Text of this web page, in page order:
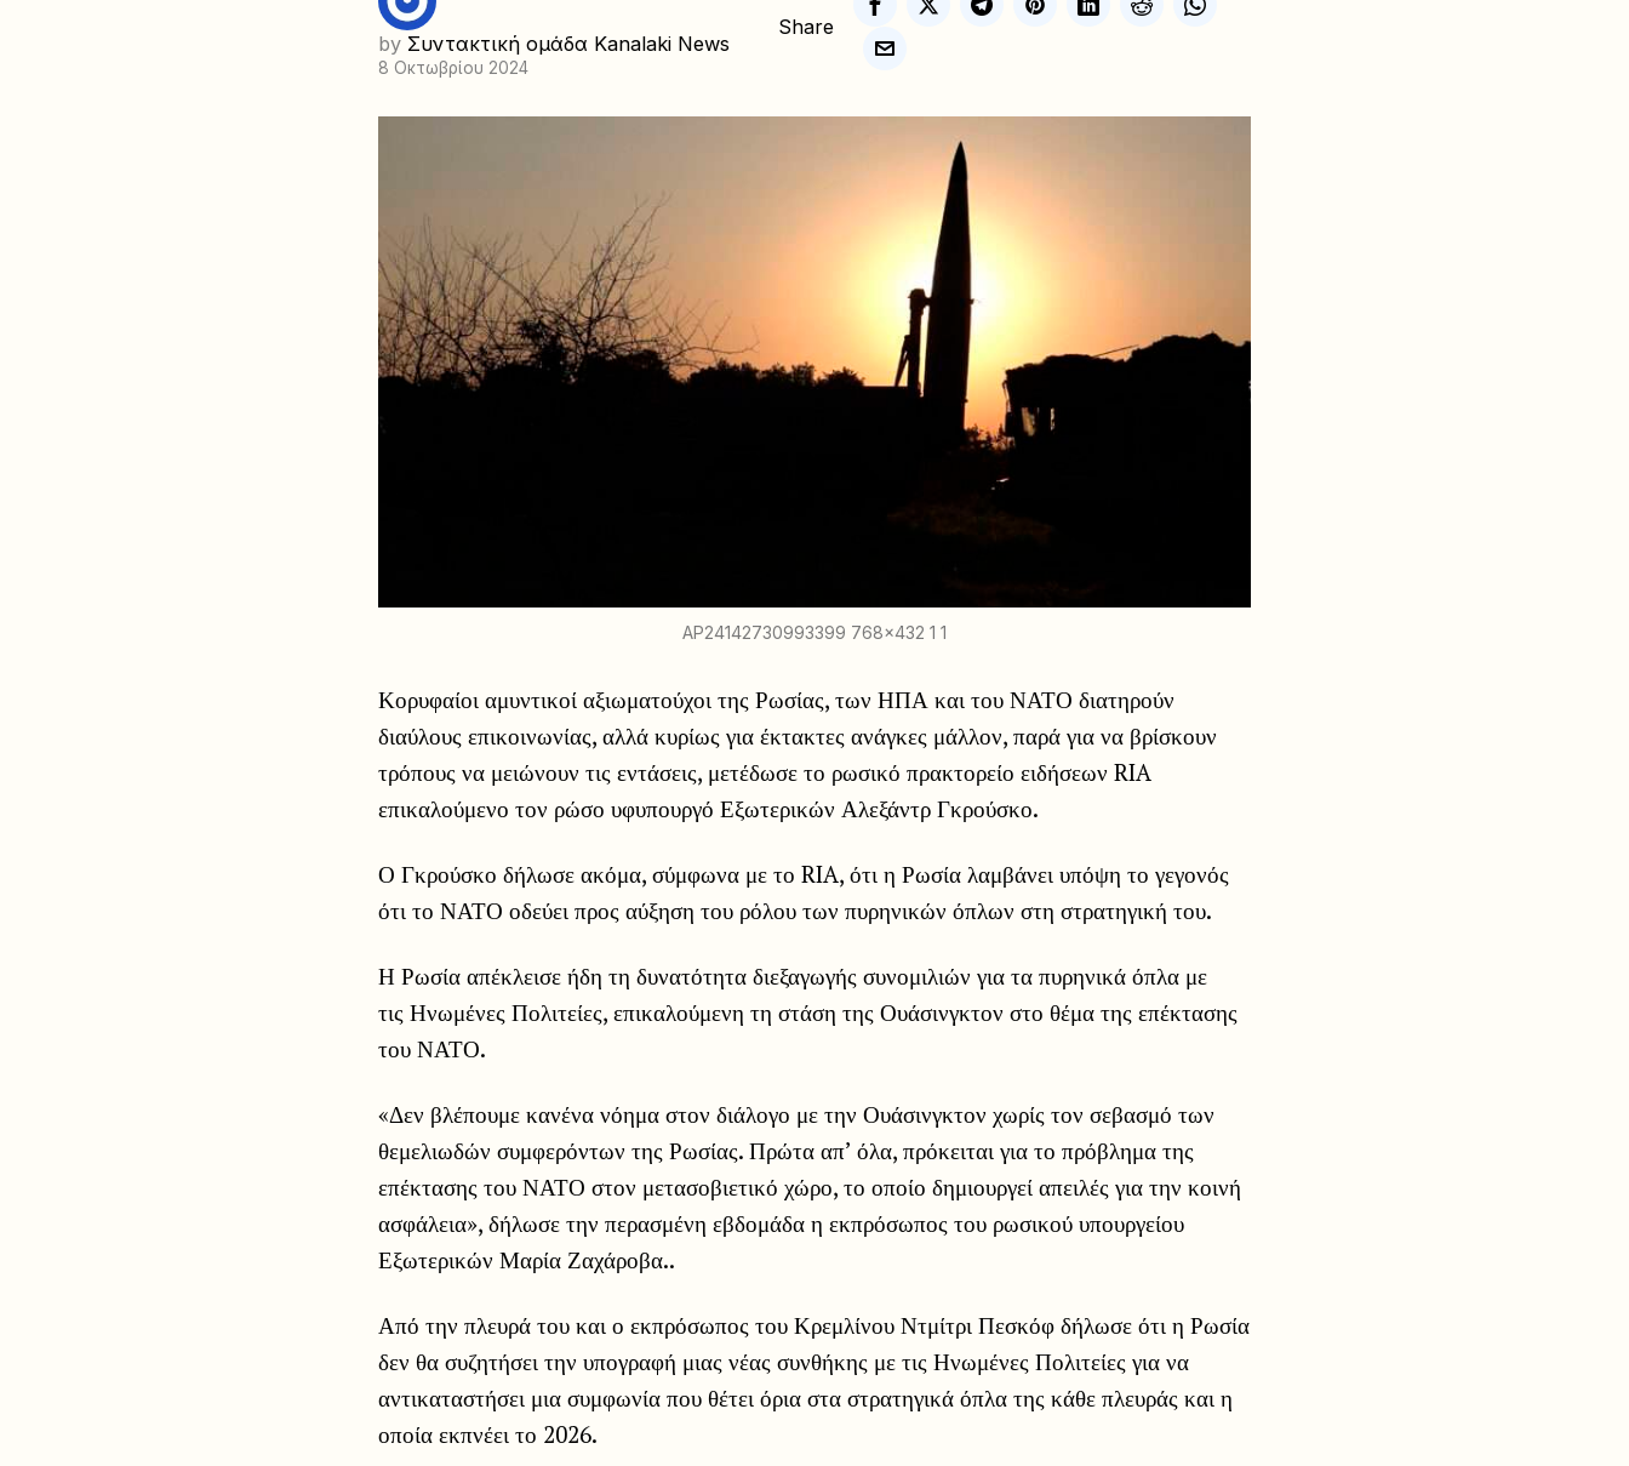
by Συντακτική ομάδα Kanalaki News
8 Οκτωβρίου 2024
Share
AP24142730993399 768x432 1 1
Κορυφαίοι αμυντικοί αξιωματούχοι της Ρωσίας, των ΗΠΑ και του ΝΑΤΟ διατηρούν
διαύλους επικοινωνίας, αλλά κυρίως για έκτακτες ανάγκες μάλλον, παρά για να βρίσκουν
τρόπους να μειώνουν τις εντάσεις, μετέδωσε το ρωσικό πρακτορείο ειδήσεων RIA
επικαλούμενο τον ρώσο υφυπουργό Εξωτερικών Αλεξάντρ Γκρούσκο.
Ο Γκρούσκο δήλωσε ακόμα, σύμφωνα με το RIA, ότι η Ρωσία λαμβάνει υπόψη το γεγονός
ότι το ΝΑΤΟ οδεύει προς αύξηση του ρόλου των πυρηνικών όπλων στη στρατηγική του.
Η Ρωσία απέκλεισε ήδη τη δυνατότητα διεξαγωγής συνομιλιών για τα πυρηνικά όπλα με
τις Ηνωμένες Πολιτείες, επικαλούμενη τη στάση της Ουάσινγκτον στο θέμα της επέκτασης
του ΝΑΤΟ.
«Δεν βλέπουμε κανένα νόημα στον διάλογο με την Ουάσινγκτον χωρίς τον σεβασμό των
θεμελιωδών συμφερόντων της Ρωσίας. Πρώτα απ’ όλα, πρόκειται για το πρόβλημα της
επέκτασης του ΝΑΤΟ στον μετασοβιετικό χώρο, το οποίο δημιουργεί απειλές για την κοινή
ασφάλεια», δήλωσε την περασμένη εβδομάδα η εκπρόσωπος του ρωσικού υπουργείου
Εξωτερικών Μαρία Ζαχάροβα..
Από την πλευρά του και ο εκπρόσωπος του Κρεμλίνου Ντμίτρι Πεσκόφ δήλωσε ότι η Ρωσία
δεν θα συζητήσει την υπογραφή μιας νέας συνθήκης με τις Ηνωμένες Πολιτείες για να
αντικαταστήσει μια συμφωνία που θέτει όρια στα στρατηγικά όπλα της κάθε πλευράς και η
οποία εκπνέει το 2026.